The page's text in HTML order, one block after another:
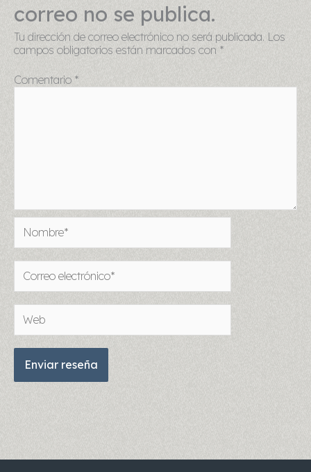
correo no se publica.
Tu dirección de correo electrónico no será publicada. Los
campos obligatorios están marcados con *
Comentario *
Nombre*
Correo
electrónico*
Web